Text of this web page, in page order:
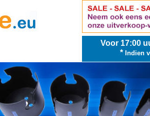
Voor 17:00
* Indien